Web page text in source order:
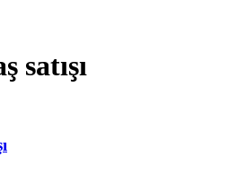
satışı